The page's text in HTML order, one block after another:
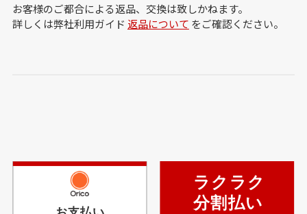
お客様のご都合による返品、交換は致しかねます。
詳しくは弊社利用ガイド 返品について をご確認ください。